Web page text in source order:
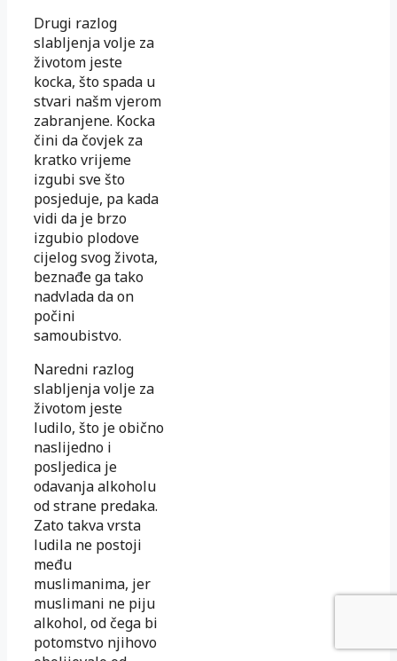
Drugi razlog
slabljenja volje za
životom jeste
kocka, što spada u
stvari našm vjerom
zabranjene. Kocka
čini da čovjek za
kratko vrijeme
izgubi sve što
posjeduje, pa kada
vidi da je brzo
izgubio plodove
cijelog svog života,
beznađe ga tako
nadvlada da on
počini
samoubistvo.
Naredni razlog
slabljenja volje za
životom jeste
ludilo, što je obično
naslijedno i
posljedica je
odavanja alkoholu
od strane predaka.
Zato takva vrsta
ludila ne postoji
među
muslimanima, jer
muslimani ne piju
alkohol, od čega bi
potomstvo njihovo